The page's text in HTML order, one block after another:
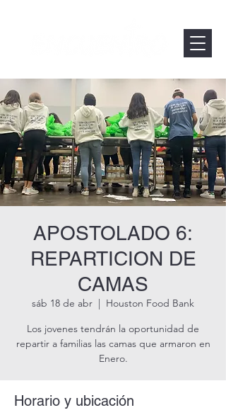
APOSTOLADO 6:
REPARTICION DE
CAMAS
sáb 18 de abr
  |
Houston Food Bank
Los jovenes tendrán la oportunidad de
repartir a familias las camas que armaron en
Enero.
Horario y ubicación